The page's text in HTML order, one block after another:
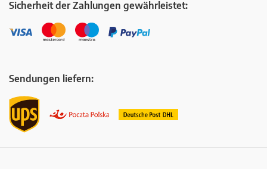
Sicherheit der Zahlungen gewährleistet:
Sendungen liefern: